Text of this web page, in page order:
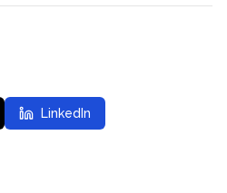
LinkedIn